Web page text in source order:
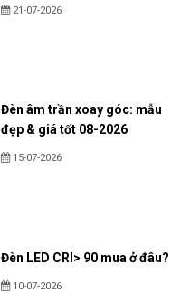
21-07-2026
Đèn âm trần xoay góc: mẫu
đẹp & giá tốt 08-2026
15-07-2026
Đèn LED CRI> 90 mua ở đâu?
10-07-2026